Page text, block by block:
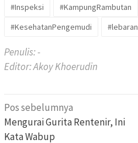
#Inspeksi #KampungRambutan
#KesehatanPengemudi
#lebaran
Penulis: -
Editor: Akoy Khoerudin
Navigasi
pos
Pos sebelumnya
Mengurai Gurita Rentenir, Ini
Kata Wabup